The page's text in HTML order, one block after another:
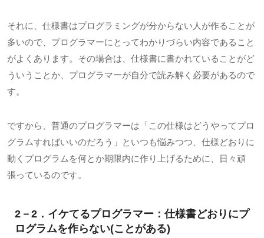
それに、仕様書はプログラミングが分からない人が作ることが
多いので、プログラマーにとってわかりづらい内容であること
がよくあります。その場合は、仕様書に書かれていることがど
ういうことか、プログラマーが自分で読み解く必要があるので
す。
ですから、普通のプログラマーは「この仕様はどうやってプロ
グラムすればいいのだろう」といつも悩みつつ、仕様どおりに
動くプログラムを何とか期限内に作り上げるために、日々頑
張っているのです。
2－2．イケてるプログラマー：仕様書どおりにプ
ログラムを作らない(ことがある)